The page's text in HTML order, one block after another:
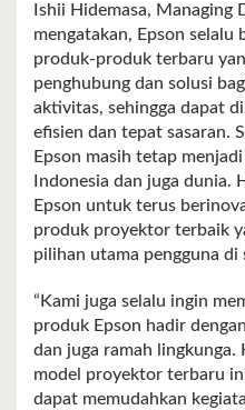
Ishii Hidemasa, Managing
mengatakan, Epson selalu
produk-produk terbaru
penghubung dan solusi
aktivitas, sehingga dapat
efisien dan tepat sasaran.
Epson masih tetap
Indonesia dan juga dunia.
Epson untuk terus
produk proyektor terbaik
pilihan utama pengguna di
“Kami juga selalu ingin
produk Epson hadir
dan juga ramah lingkunga.
model proyektor terbaru
dapat memudahkan